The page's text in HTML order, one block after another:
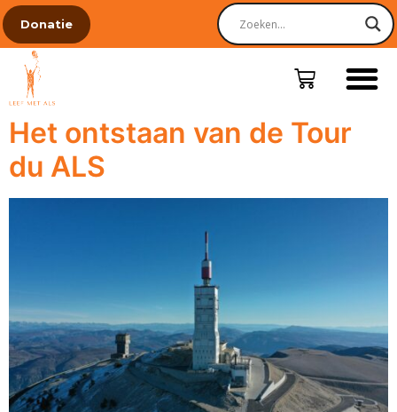
Donatie
Het ontstaan van de Tour
du ALS